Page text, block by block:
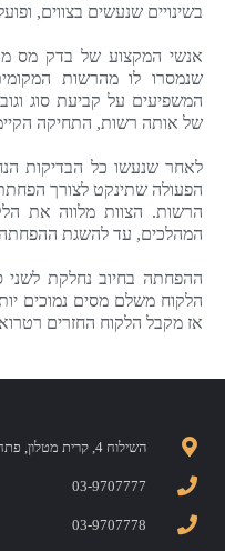
בשינויים שנעשים בצווים,
אנשי המקצוע של בדק מס
שנמסרו לו מהרשות
המשפיעים על קביעת סוג
של אותה רשות, התחיקה
לאחר שנעשו כל הבדיקות
הפעולה שתינקט לצורך
הרשות. הצוות מלווה את
המהלכים, עד להשגת ההפחתה
ההפחתה בחיוב נחלקת
הלקוח משלם מסים נמוכים
אז מקבל הלקוח החזרים
השילוח 4, קרית מטלון, פתח תקווה, 49514-37
03-9707777
03-9707778